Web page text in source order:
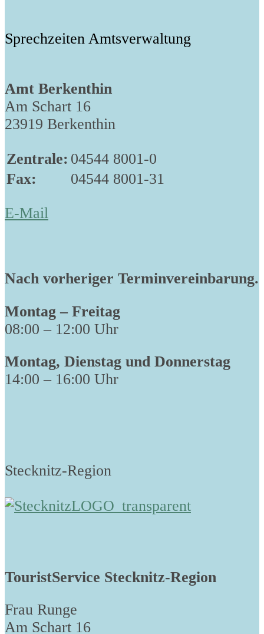
Sprechzeiten Amtsverwaltung
Amt Berkenthin
Am Schart 16
23919 Berkenthin
Zentrale: 04544 8001-0
Fax:
04544 8001-31
E-Mail
Nach vorheriger Terminvereinbarung.
Montag – Freitag
08:00 – 12:00 Uhr
Montag, Dienstag und Donnerstag
14:00 – 16:00 Uhr
Stecknitz-Region
TouristService Stecknitz-Region
Frau Runge
Am Schart 16